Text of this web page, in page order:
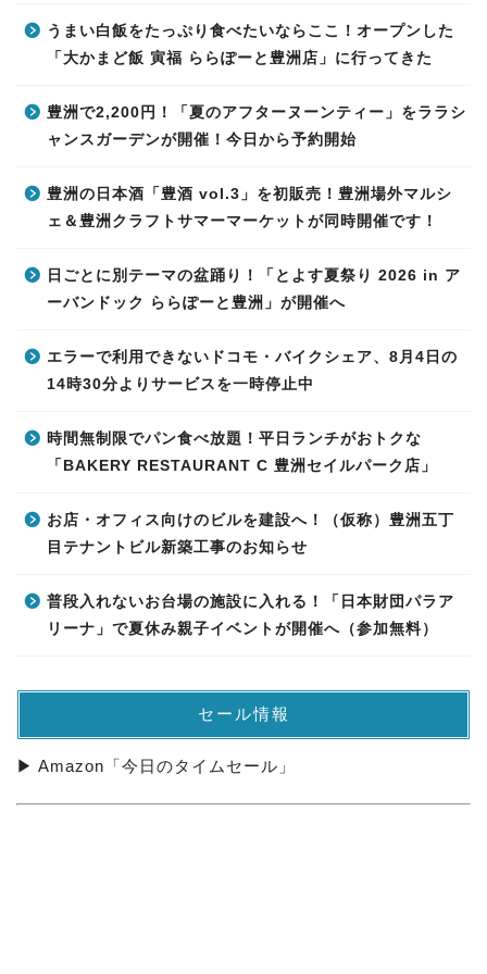
うまい白飯をたっぷり食べたいならここ！オープンした
「大かまど飯 寅福 ららぽーと豊洲店」に行ってきた
豊洲で2,200円！「夏のアフターヌーンティー」をララシ
ャンスガーデンが開催！今日から予約開始
豊洲の日本酒「豊酒 vol.3」を初販売！豊洲場外マルシ
ェ＆豊洲クラフトサマーマーケットが同時開催です！
日ごとに別テーマの盆踊り！「とよす夏祭り 2026 in ア
ーバンドック ららぽーと豊洲」が開催へ
エラーで利用できないドコモ・バイクシェア、8月4日の
14時30分よりサービスを一時停止中
時間無制限でパン食べ放題！平日ランチがおトクな
「BAKERY RESTAURANT C 豊洲セイルパーク店」
お店・オフィス向けのビルを建設へ！（仮称）豊洲五丁
目テナントビル新築工事のお知らせ
普段入れないお台場の施設に入れる！「日本財団パラア
リーナ」で夏休み親子イベントが開催へ（参加無料）
セール情報
▶ Amazon「今日のタイムセール」